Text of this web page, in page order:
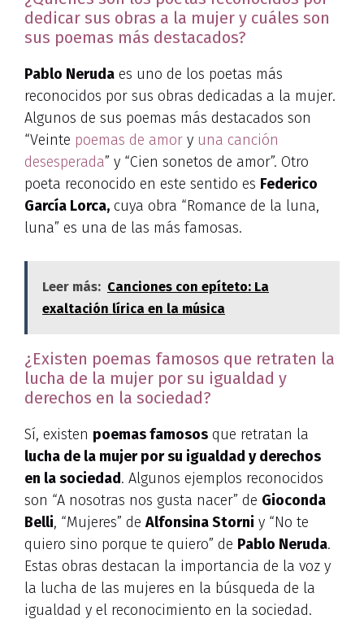
dedicar sus obras a la mujer y cuáles son
sus poemas más destacados?
Pablo Neruda es uno de los poetas más
reconocidos por sus obras dedicadas a la mujer.
Algunos de sus poemas más destacados son
“Veinte poemas de amor y una canción
desesperada” y “Cien sonetos de amor”. Otro
poeta reconocido en este sentido es Federico
García Lorca, cuya obra “Romance de la luna,
luna” es una de las más famosas.
Leer más: Canciones con epíteto: La
exaltación lírica en la música
¿Existen poemas famosos que retraten la
lucha de la mujer por su igualdad y
derechos en la sociedad?
Sí, existen poemas famosos que retratan la
lucha de la mujer por su igualdad y derechos
en la sociedad. Algunos ejemplos reconocidos
son “A nosotras nos gusta nacer” de Gioconda
Belli, “Mujeres” de Alfonsina Storni y “No te
quiero sino porque te quiero” de Pablo Neruda.
Estas obras destacan la importancia de la voz y
la lucha de las mujeres en la búsqueda de la
igualdad y el reconocimiento en la sociedad.